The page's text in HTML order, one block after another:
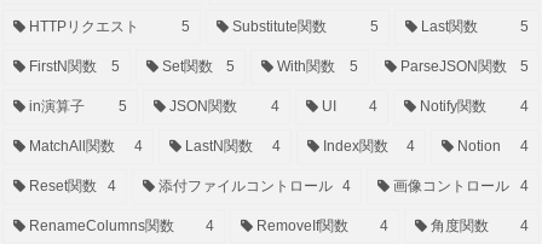
HTTPリクエスト 5 Substitute関数 5 Last関数 5
FirstN関数 5 Set関数 5 With関数 5 ParseJSON関数 5
in演算子 5 JSON関数 4 UI 4 Notify関数 4
MatchAll関数 4 LastN関数 4 Index関数 4 Notion 4
Reset関数 4 添付ファイルコントロール 4 画像コントロール 4
RenameColumns関数 4 RemoveIf関数 4 角度関数 4